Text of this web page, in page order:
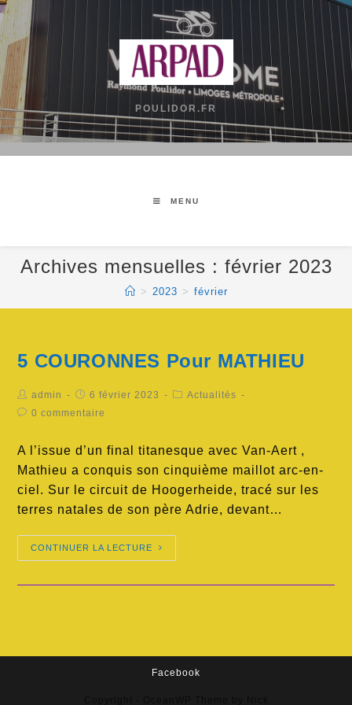
POULIDOR.FR
MENU
Archives mensuelles : février 2023
> 2023 > février
5 COURONNES Pour MATHIEU
admin 6 février 2023
Actualités
0 commentaire
A l’issue d’un final titanesque avec Van-Aert ,
Mathieu a conquis son cinquième maillot arc-en-
ciel. Sur le circuit de Hoogerheide, tracé sur les
terres natales de son père Adrie, devant…
CONTINUER LA LECTURE
Facebook